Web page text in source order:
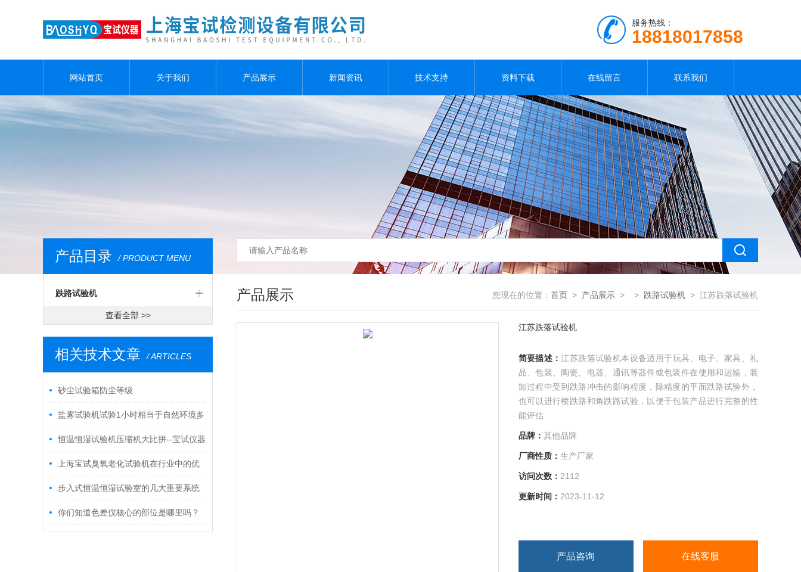
服务热线：
18818017858
网站首页 关于我们 产品展示 新闻资讯 技术支持 资料下载 在线留言 联系我们
产品目录 / PRODUCT MENU
跌路试验机
查看全部 >>
相关技术文章 / ARTICLES
砂尘试验箱防尘等级
盐雾试验机试验1小时相当于自然环境多
久恒温恒湿试验机压缩机大比拼--宝试仪器
上海宝试臭氧老化试验机在行业中的优
势 步入式恒温恒湿试验室的几大重要系统
你们知道色差仪核心的部位是哪里吗？
产品展示 您现在的位置： 首页 > 产品展示 > > 跌路试验机 > 江苏跌落试验机
江苏跌落试验机
简要描述：江苏跌落试验机本设备适用于玩具、电子、家具、礼
品、包装、陶瓷、电器、通讯等器件或包装件在使用和运输，装
卸过程中受到跌路冲击的影响程度，除精度的平面跌路试验外，
也可以进行棱跌路和角跌路试验，以便于包装产品进行完整的性
能评估
品牌： 其他品牌
厂商性质： 生产厂家
访问次数： 2112
更新时间： 2023-11-12
产品咨询 在线客服